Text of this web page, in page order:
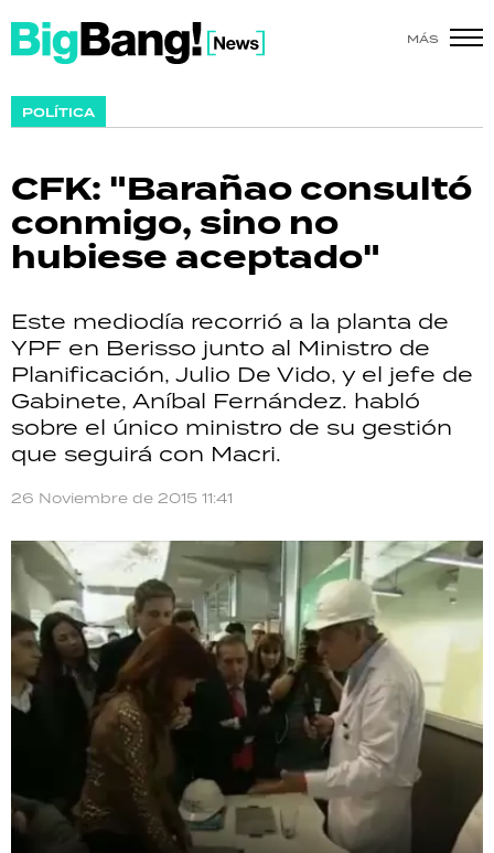
MÁS
POLÍTICA
CFK: "Barañao consultó
conmigo, sino no
hubiese aceptado"
Este mediodía recorrió a la planta de
YPF en Berisso junto al Ministro de
Planificación, Julio De Vido, y el jefe de
Gabinete, Aníbal Fernández. habló
sobre el único ministro de su gestión
que seguirá con Macri.
26 Noviembre de 2015 11:41
SHOW
ACTUALIDAD
POLICIALES
ECONOMÍA
GRAN HERMANO
SALUD
DEPORTES
RECETAS
PALABRAS
HORÓSCOPO
Seguinos